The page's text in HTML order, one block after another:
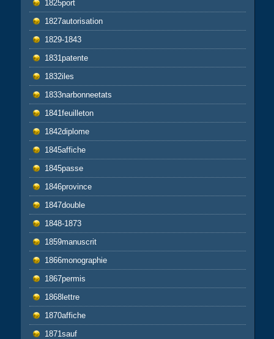
1825port
1827autorisation
1829-1843
1831patente
1832iles
1833narbonneetats
1841feuilleton
1842diplome
1845affiche
1845passe
1846province
1847double
1848-1873
1859manuscrit
1866monographie
1867permis
1868lettre
1870affiche
1871sauf